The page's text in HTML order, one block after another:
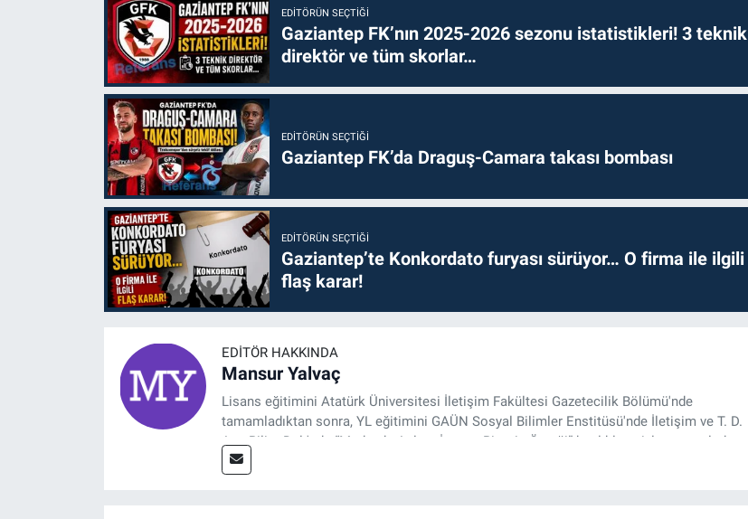
EDITÖRÜN SEÇTIĞI
Gaziantep FK’nın 2025-2026 sezonu istatistikleri! 3 teknik
direktör ve tüm skorlar…
EDITÖRÜN SEÇTIĞI
Gaziantep FK’da Draguş-Camara takası bombası
EDITÖRÜN SEÇTIĞI
Gaziantep’te Konkordato furyası sürüyor… O firma ile ilgili
flaş karar!
EDITÖR HAKKINDA
Mansur Yalvaç
Lisans eğitimini Atatürk Üniversitesi İletişim Fakültesi Gazetecilik Bölümü'nde
tamamladıktan sonra, YL eğitimini GAÜN Sosyal Bilimler Enstitüsü'nde İletişim ve T. D.
Ana Bilim Dalı'nda “Medyada Anlam İnşası: Bitcoin Örneği” başlıklı teziyle tamamladı.
2014 yılında başladığı profesyonel kariyerini halen Referansgazetesi.com.tr'de Güncel,